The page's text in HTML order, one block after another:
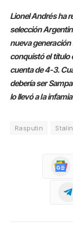
Lionel Andrés ha
selección
nueva generación
conquistó el título
cuenta de 4-3.
debería ser
lo llevó a la
Rasputin Stalin